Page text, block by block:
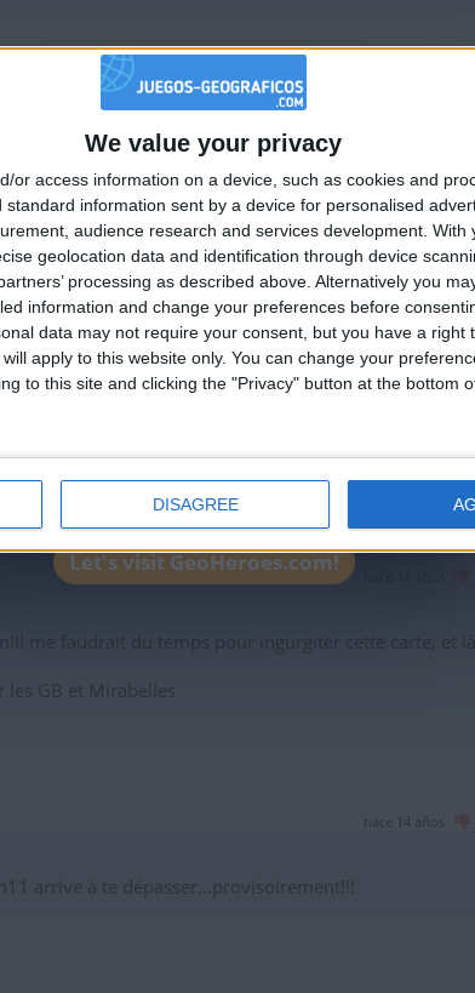
We value your privacy
or access information on a device, such as cookies and
information sent by a device for personalised
audience research and services development. With
geolocation data and identification through device
processing as described above. Alternatively you
information and change your preferences before
data may not require your consent, but you have a right
apply to this website only. You can change your
to this site and clicking the "Privacy" button at the bottom
DISAGREE
hace 14 años
Trotteur.de Jardin 11
me faudrait du temps pour ingurgiter cette carte, et
les GB et Mirabelles
hace 14 años
arrive à te dépasser...provisoirement!!!
We noticed you’re visiting from
an English-speaking country
our American version now and be among
the firsts to submit your score on our
leaderboards!
Let's visit GeoHeroes.com!